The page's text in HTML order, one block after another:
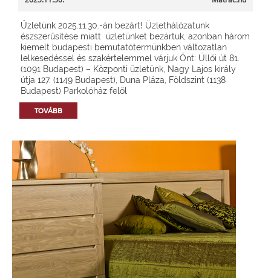
Üzletünk 2025.11.30.-án bezárt! Üzlethálózatunk
észszerűsítése miatt üzletünket bezártuk, azonban három
kiemelt budapesti bemutatótermünkben változatlan
lelkesedéssel és szakértelemmel várjuk Önt: Üllői út 81.
(1091 Budapest) – Központi üzletünk, Nagy Lajos király
útja 127. (1149 Budapest), Duna Pláza, Földszint (1138
Budapest) Parkolóház felől
TOVÁBB